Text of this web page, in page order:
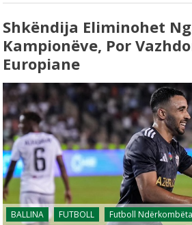
Shkëndija Eliminohet
Kampionëve, Por
Europiane
BALLINA FUTBOLL
Futboll